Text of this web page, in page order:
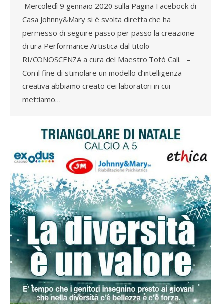
Mercoledì 9 gennaio 2020 sulla Pagina Facebook di
Casa Johnny&Mary si è svolta diretta che ha
permesso di seguire passo per passo la creazione
di una Performance Artistica dal titolo
RI/CONOSCENZA a cura del Maestro Totò Calì. –
Con il fine di stimolare un modello d’intelligenza
creativa abbiamo creato dei laboratori in cui
mettiamo…